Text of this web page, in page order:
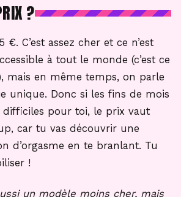
?
€. C’est assez cher et ce n’est
à tout le monde (c’est ce
mais en même temps, on parle
unique. Donc si les fins de mois
difficiles pour toi, le prix vaut
car tu vas découvrir une
d’orgasme en te branlant. Tu
!
un modèle moins cher, mais